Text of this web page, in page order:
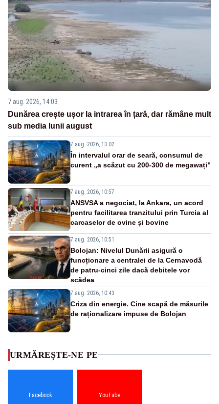
7 aug. 2026, 14:03
Dunărea crește ușor la intrarea în țară, dar rămâne mult
sub media lunii august
7 aug. 2026, 13:02
În intervalul orar de seară, consumul de
curent „a scăzut cu 200-300 de megawați”
7 aug. 2026, 10:57
ANSVSA a negociat, la Ankara, un acord
pentru facilitarea tranzitului prin Turcia al
carcaselor de ovine și bovine
7 aug. 2026, 10:51
Bolojan: Nivelul Dunării asigură o
funcționare a centralei de la Cernavodă
de patru-cinci zile dacă debitele vor
scădea
7 aug. 2026, 10:43
Criza din energie. Cine scapă de măsurile
de raționalizare impuse de Bolojan
URMĂREȘTE-NE PE
Facebook YouTube